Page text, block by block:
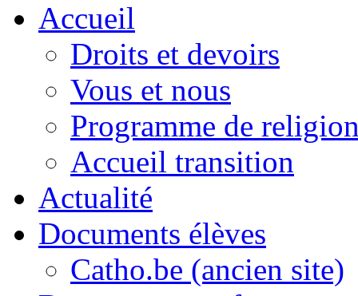
Accueil
Droits et devoirs
Vous et nous
Programme de
Accueil transition
Actualité
Documents élèves
Catho.be (ancien site)